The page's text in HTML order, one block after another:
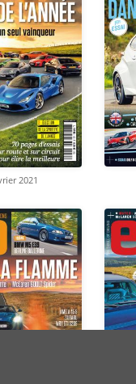
2021